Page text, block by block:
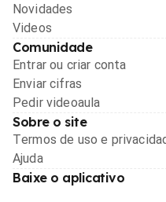
Novidades
Videos
Comunidade
Entrar ou criar conta
Enviar cifras
Pedir videoaula
Sobre o site
Termos de uso e
Ajuda
Baixe o aplicativo